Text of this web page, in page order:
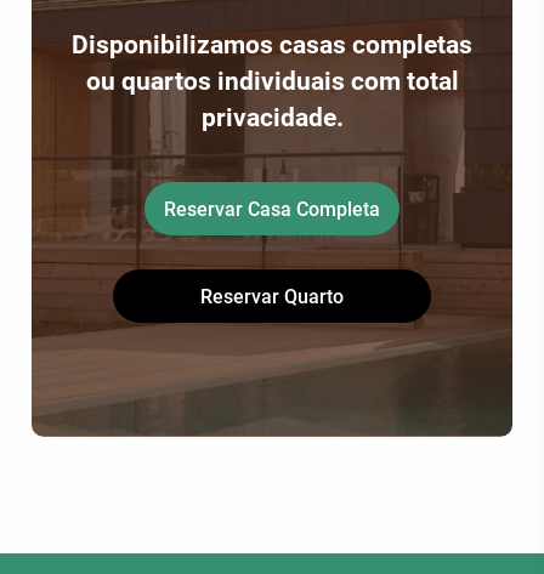
Disponibilizamos casas completas
ou quartos individuais com total
privacidade.
Reservar Casa Completa
Reservar Quarto